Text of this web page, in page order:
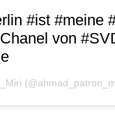
#ist #meine
von